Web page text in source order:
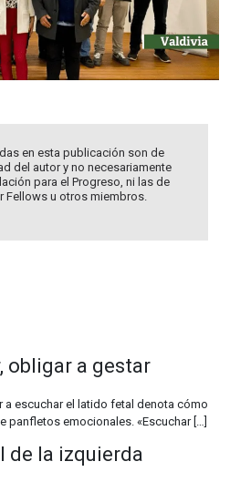
en esta publicación son de
del autor y no necesariamente
para el Progreso, ni las de
Fellows u otros miembros.
obligar a gestar
escuchar el latido fetal denota cómo
emocionales. «Escuchar […]
de la izquierda